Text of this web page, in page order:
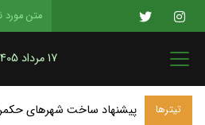
17 مرداد 1405
تیترها پیشنهاد ساخت شهرهای